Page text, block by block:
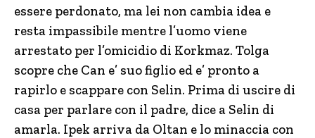
essere perdonato, ma lei non cambia idea e
resta impassibile mentre l’uomo viene
arrestato per l’omicidio di Korkmaz. Tolga
scopre che Can e’ suo figlio ed e’ pronto a
rapirlo e scappare con Selin. Prima di uscire di
casa per parlare con il padre, dice a Selin di
amarla. Ipek arriva da Oltan e lo minaccia con